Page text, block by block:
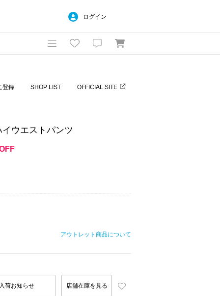
ログイン
登録 SHOP LIST OFFICIAL SITE
ウエストパンツ
アウトレット商品について
荷お知らせ 店舗在庫を見る